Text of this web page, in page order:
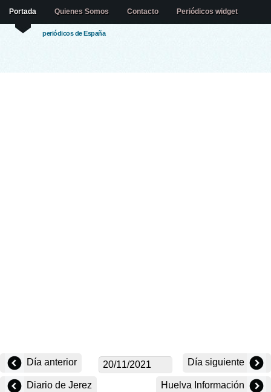
periódicos de España
Portada Quienes Somos Contacto Periódicos widget
Día anterior Día siguiente
Diario de Jerez Huelva Información